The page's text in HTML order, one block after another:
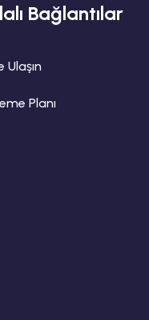
Bağlantılar
Ulaşın
Planı